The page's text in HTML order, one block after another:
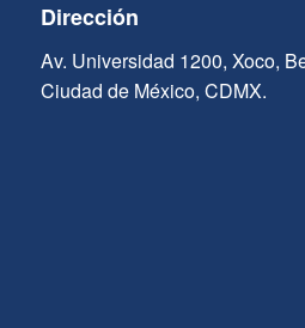
Dirección
Av. Universidad 1200, Xoco,
Ciudad de México, CDMX.